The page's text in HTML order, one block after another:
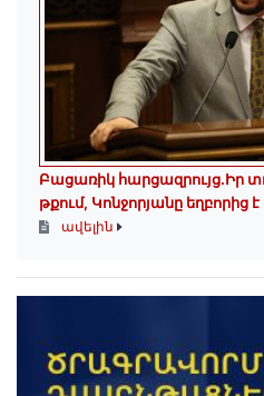
Բացառիկ հարցազրույց.Իր
թքում, Կոնջորյանը եղբորից
ավելին